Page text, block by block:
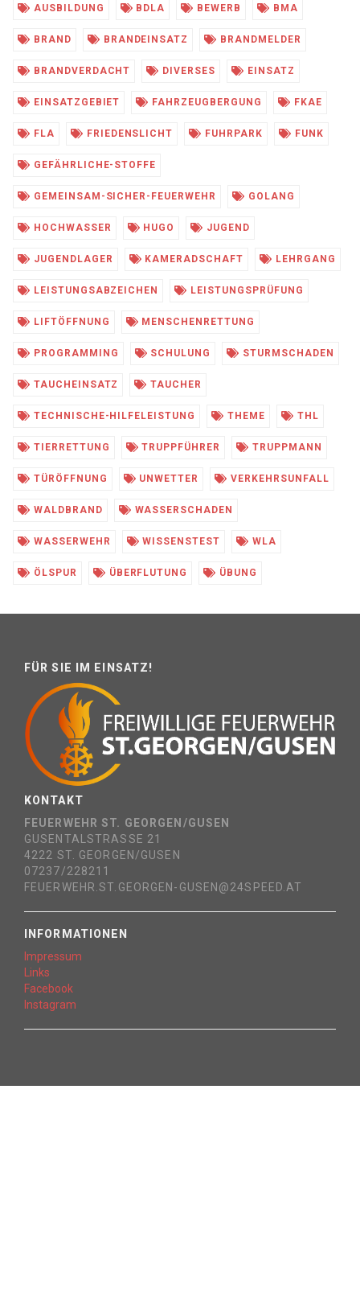
AUSBILDUNG BDLA BEWERB BMA
BRAND BRANDEINSATZ BRANDMELDER
BRANDVERDACHT DIVERSES EINSATZ
EINSATZGEBIET FAHRZEUGBERGUNG FKAE
FLA FRIEDENSLICHT FUHRPARK FUNK
GEFÄHRLICHE-STOFFE
GEMEINSAM-SICHER-FEUERWEHR GOLANG
HOCHWASSER HUGO JUGEND
JUGENDLAGER KAMERADSCHAFT LEHRGANG
LEISTUNGSABZEICHEN LEISTUNGSPRÜFUNG
LIFTÖFFNUNG MENSCHENRETTUNG
PROGRAMMING SCHULUNG STURMSCHADEN
TAUCHEINSATZ TAUCHER
TECHNISCHE-HILFELEISTUNG THEME THL
TIERRETTUNG TRUPPFÜHRER TRUPPMANN
TÜRÖFFNUNG UNWETTER VERKEHRSUNFALL
WALDBRAND WASSERSCHADEN
WASSERWEHR WISSENSTEST WLA
ÖLSPUR ÜBERFLUTUNG ÜBUNG
FÜR SIE IM EINSATZ!
KONTAKT
FEUERWEHR ST. GEORGEN/GUSEN
GUSENTALSTRASSE 21
4222 ST. GEORGEN/GUSEN
07237/228211
FEUERWEHR.ST.GEORGEN-GUSEN@24SPEED.AT
INFORMATIONEN
Impressum
Links
Facebook
Instagram